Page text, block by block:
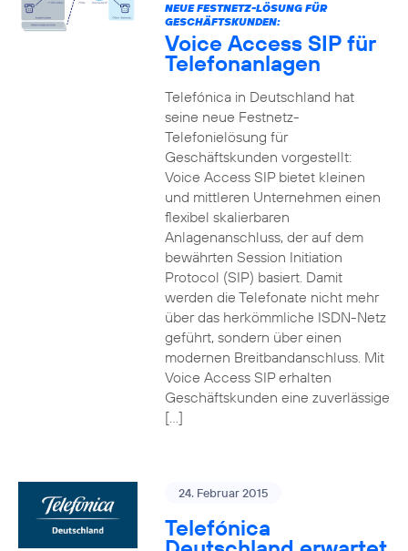
NEUE FESTNETZ-LÖSUNG FÜR
GESCHÄFTSKUNDEN:
Voice Access SIP für
Telefonanlagen
Telefónica in Deutschland hat
seine neue Festnetz-
Telefonielösung für
Geschäftskunden vorgestellt:
Voice Access SIP bietet kleinen
und mittleren Unternehmen einen
flexibel skalierbaren
Anlagenanschluss, der auf dem
bewährten Session Initiation
Protocol (SIP) basiert. Damit
werden die Telefonate nicht mehr
über das herkömmliche ISDN-Netz
geführt, sondern über einen
modernen Breitbandanschluss. Mit
Voice Access SIP erhalten
Geschäftskunden eine zuverlässige
[…]
24. Februar 2015
Telefónica